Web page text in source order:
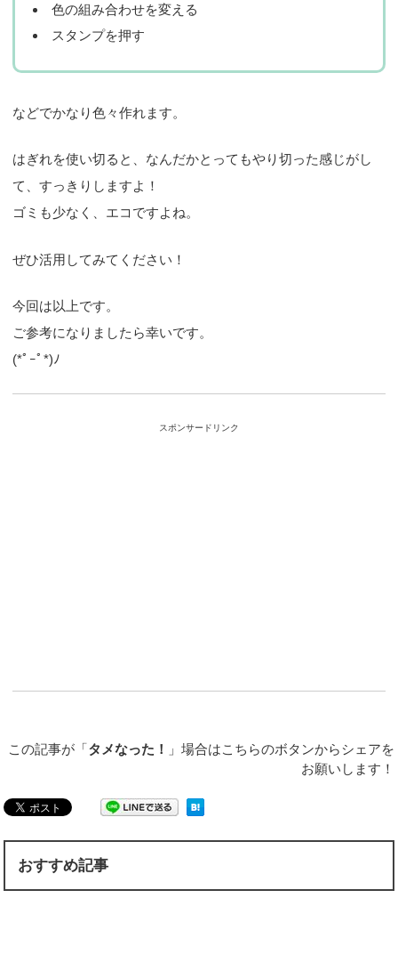
色の組み合わせを変える
スタンプを押す
などでかなり色々作れます。
はぎれを使い切ると、なんだかとってもやり切った感じがし
て、すっきりしますよ！
ゴミも少なく、エコですよね。
ぜひ活用してみてください！
今回は以上です。
ご参考になりましたら幸いです。
(*ﾟｰﾟ*)ﾉ
スポンサードリンク
この記事が「タメなった！
」場合はこちらのボタンからシェアを
お願いします！
おすすめ記事